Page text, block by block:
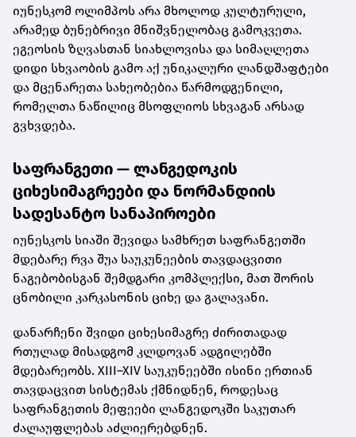
იუნესკომ ოლიმპოს არა მხოლოდ კულტურული,
არამედ ბუნებრივი მნიშვნელობაც გამოკვეთა.
ეგეოსის ზღვასთან სიახლოვისა და სიმაღლეთა
დიდი სხვაობის გამო აქ უნიკალური ლანდშაფტები
და მცენარეთა სახეობებია წარმოდგენილი,
რომელთა ნაწილიც მსოფლიოს სხვაგან არსად
გვხვდება.
საფრანგეთი — ლანგედოკის
ციხესიმაგრეები და ნორმანდიის
სადესანტო სანაპიროები
იუნესკოს სიაში შევიდა სამხრეთ საფრანგეთში
მდებარე რვა შუა საუკუნეების თავდაცვითი
ნაგებობისგან შემდგარი კომპლექსი, მათ შორის
ცნობილი კარკასონის ციხე და გალავანი.
დანარჩენი შვიდი ციხესიმაგრე ძირითადად
რთულად მისადგომ კლდოვან ადგილებში
მდებარეობს. XIII–XIV საუკუნეებში ისინი ერთიან
თავდაცვით სისტემას ქმნიდნენ, როდესაც
საფრანგეთის მეფეები ლანგედოკში საკუთარ
ძალაუფლებას აძლიერებდნენ.